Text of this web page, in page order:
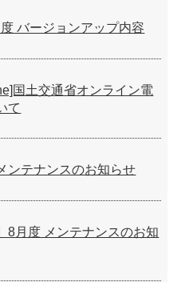
バージョンアップ内容
国土交通省オンライン電
て
ンテナンスのお知らせ
8月度 メンテナンスのお知